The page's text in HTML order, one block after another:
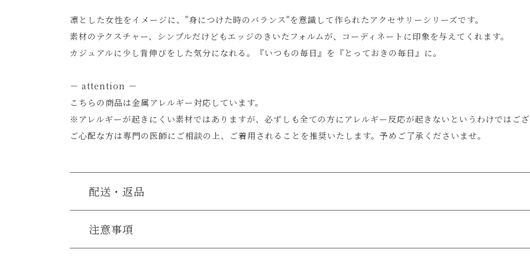
凛とした女性をイメージに、"身につけた時のバランス"を意識して作られたアクセサリーシリーズです。
素材のテクスチャー、シンプルだけどもエッジのきいたフォルムが、コーディネートに印象を与えてくれます。
カジュアルに少し背伸びをした気分になれる。『いつもの毎日』を『とっておきの毎日』に。
－ attention －
こちらの商品は金属アレルギー対応しています。
※アレルギーが起きにくい素材ではありますが、必ずしも全ての方にアレルギー反応が起きないというわけではござ
ご心配な方は専門の医師にご相談の上、ご着用されることを推奨いたします。予めご了承くださいませ。
配送・返品
送料について
注意事項